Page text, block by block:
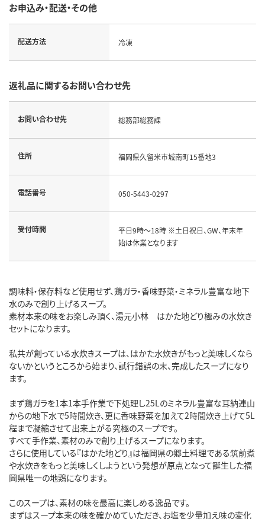
お申込み・配送・その他
配送方法 冷凍
返礼品に関するお問い合わせ先
お問い合わせ先 総務部総務課
住所 福岡県久留米市城南町15番地3
電話番号 050-5443-0297
受付時間
平日9時～18時 ※土日祝日、GW、年末年
始は休業となります
調味料・保存料など使用せず、鶏ガラ・香味野菜・ミネラル豊富な地下
水のみで創り上げるスープ。
素材本来の味をお楽しみ頂く、湯元小林 はかた地どり極みの水炊き
セットになります。
私共が創っている水炊きスープは、はかた水炊きがもっと美味しくなら
ないかというところから始まり、試行錯誤の末、完成したスープになり
ます。
まず鶏ガラを1本1本手作業で下処理し25Lのミネラル豊富な耳納連山
からの地下水で5時間炊き、更に香味野菜を加えて2時間炊き上げて5L
程まで凝縮させて出来上がる究極のスープです。
すべて手作業、素材のみで創り上げるスープになります。
さらに使用している『はかた地どり』は福岡県の郷土料理である筑前煮
や水炊きをもっと美味しくしようという発想が原点となって誕生した福
岡県唯一の地鶏になります。
このスープは、素材の味を最高に楽しめる逸品です。
まずはスープ本来の味を確かめていただき、お塩を少量加え味の変化